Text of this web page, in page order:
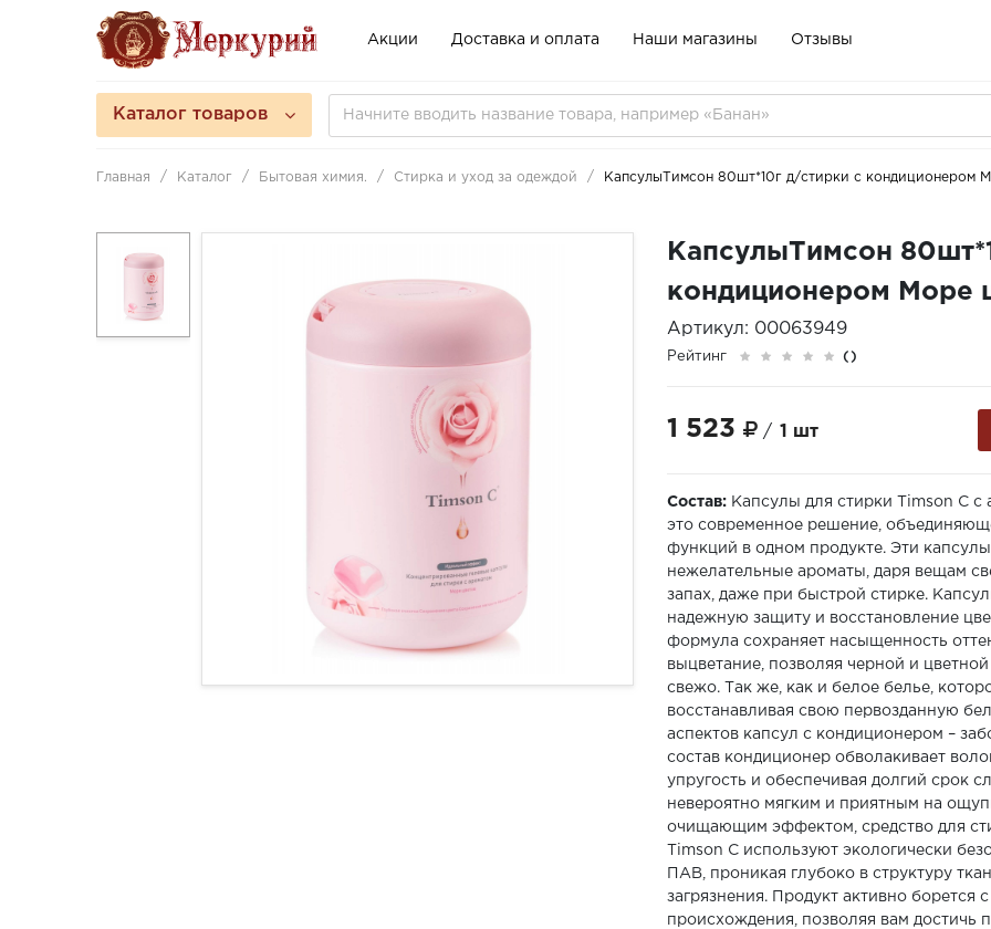
Акции Доставка и оплата Наши магазины Отзывы
Каталог товаров
Главная Каталог Бытовая химия. Стирка и уход за одеждой КапсулыТимсон 80шт*10г д/стирки с кондиционером
КапсулыТимсон
кондиционером Море
Артикул: 00063949
Рейтинг ()
1 523 / 1 шт
Состав: Капсулы для стирки Timson C с
это современное решение,
функций в одном продукте. Эти
нежелательные ароматы, даря вещам
запах, даже при быстрой стирке.
надежную защиту и восстановление
формула сохраняет насыщенность
выцветание, позволяя черной и
свежо. Так же, как и белое белье,
восстанавливая свою первозданную
аспектов капсул с кондиционером –
состав кондиционер обволакивает
упругость и обеспечивая долгий срок
невероятно мягким и приятным на
очищающим эффектом, средство для
Timson C используют экологически
ПАВ, проникая глубоко в структуру
загрязнения. Продукт активно борется
происхождения, позволяя вам достичь